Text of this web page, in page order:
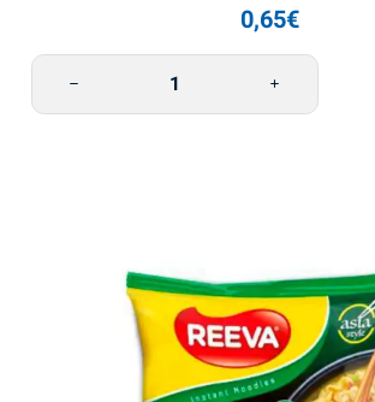
0,65€
Nuudeli naudanlihanmakuinen 60g Reeva määrä